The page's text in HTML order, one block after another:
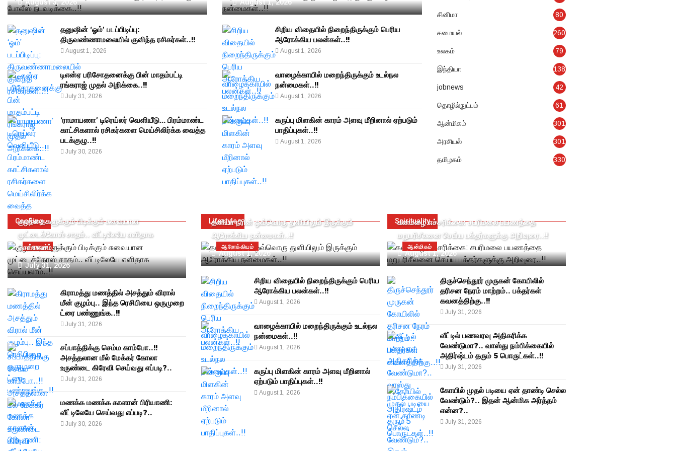
August 3, 2026
தனுஷின் ‘ஓம்’ படப்பிடிப்பு:
திருவண்ணாமலையில் குவிந்த ரசிகர்கள்..!!
August 1, 2026
டிஎன்ஏ பரிசோதனைக்கு பின் மாதம்பட்டி
ரங்கராஜ் முதல் அறிக்கை..!!
July 31, 2026
‘ராமாயணா’ டிரெய்லர் வெளியீடு… பிரம்மாண்ட
காட்சிகளால் ரசிகர்களை மெய்சிலிர்க்க வைத்த
படக்குழு..!!
July 30, 2026
August 1, 2026
சிறிய விதையில் நிறைந்திருக்கும் பெரிய
ஆரோக்கிய பலன்கள்..!!
August 1, 2026
வாழைக்காயில் மறைந்திருக்கும் உடல்நல
நன்மைகள்..!!
August 1, 2026
கருப்பு மிளகின் காரம் அளவு மீறினால் ஏற்படும்
பாதிப்புகள்..!!
August 1, 2026
சினிமா 80
சமையல் 260
உலகம் 79
இந்தியா 138
jobnews 42
தொழில்நுட்பம் 61
ஆன்மிகம் 301
அரசியல் 301
தமிழகம் 330
Cooking
சமையல்
குழந்தைகளுக்கும் பிடிக்கும் சுவையான
முட்டைக்கோஸ் சாதம்.. வீட்டிலேயே எளிதாக
செய்யலாம்..!!
July 31, 2026
கிராமத்து மணத்தில் அசத்தும் விரால்
மீன் குழம்பு.. இந்த ரெசிபியை ஒருமுறை
ட்ரை பண்ணுங்க..!!
July 31, 2026
சப்பாத்திக்கு செம்ம காம்போ..!!
அசத்தலான மீல் மேக்கர் கோலா
உருண்டை கிரேவி செய்வது எப்படி?..
July 31, 2026
மணக்க மணக்க காளான் பிரியாணி:
வீட்டிலேயே செய்வது எப்படி?..
July 30, 2026
Lifestyle
ஆரோக்கியம்
தனியா நீரின் ஒவ்வொரு துளியிலும் இருக்கும்
ஆரோக்கிய நன்மைகள்..!!
August 1, 2026
சிறிய விதையில் நிறைந்திருக்கும் பெரிய
ஆரோக்கிய பலன்கள்..!!
August 1, 2026
வாழைக்காயில் மறைந்திருக்கும் உடல்நல
நன்மைகள்..!!
August 1, 2026
கருப்பு மிளகின் காரம் அளவு மீறினால்
ஏற்படும் பாதிப்புகள்..!!
August 1, 2026
Spirituality
ஆன்மிகம்
கனமழை எச்சரிக்கை: சபரிமலை பயணத்தை
மறுபரிசீலனை செய்ய பக்தர்களுக்கு அறிவுரை..!!
August 1, 2026
திருச்செந்தூர் முருகன் கோயிலில்
தரிசன நேரம் மாற்றம்.. பக்தர்கள்
கவனத்திற்கு..!!
July 31, 2026
வீட்டில் பணவரவு அதிகரிக்க
வேண்டுமா?.. வாஸ்து நம்பிக்கையில்
அதிர்ஷ்டம் தரும் 5 பொருட்கள்..!!
July 31, 2026
கோயில் முதல் படியை ஏன் தாண்டி செல்ல
வேண்டும்?.. இதன் ஆன்மிக அர்த்தம்
என்ன?..
July 31, 2026